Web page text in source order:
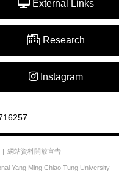
External Links
Research
Instagram
網站資料開放宣告
Yang Ming Chiao Tung University